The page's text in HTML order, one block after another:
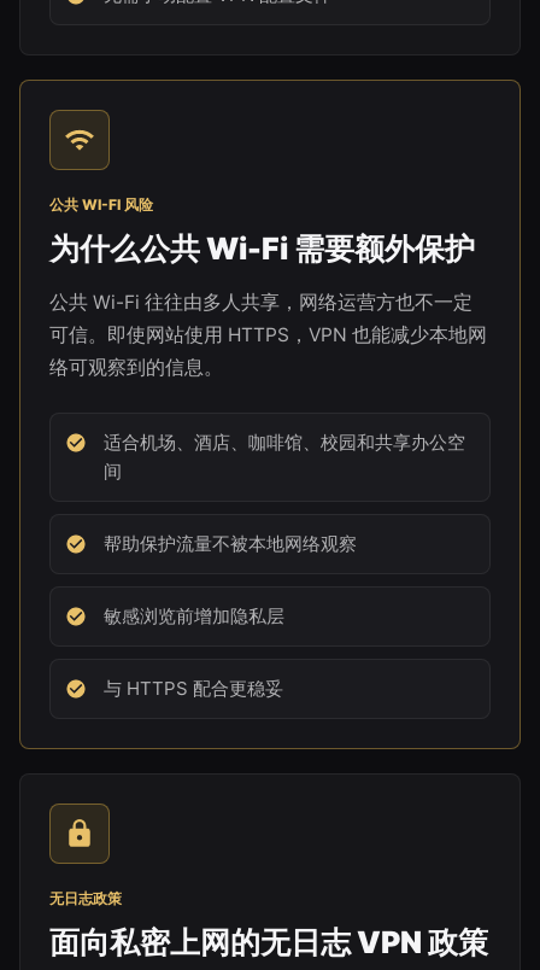
公共 WI-FI 风险
为什么公共 Wi-Fi 需要额外保护
公共 Wi-Fi 往往由多人共享，网络运营方也不一定
可信。即使网站使用 HTTPS，VPN 也能减少本地网
络可观察到的信息。
适合机场、酒店、咖啡馆、校园和共享办公空
间
帮助保护流量不被本地网络观察
敏感浏览前增加隐私层
与 HTTPS 配合更稳妥
无日志政策
面向私密上网的无日志 VPN 政策